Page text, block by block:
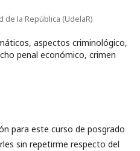
la República (UdelaR)
aspectos criminológico,
penal económico, crimen
para este curso de posgrado
sin repetirme respecto del